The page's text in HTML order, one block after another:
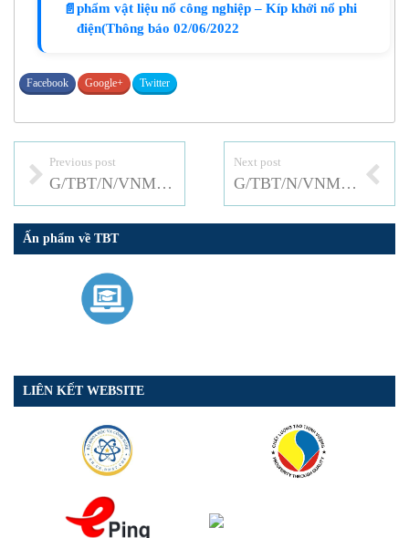
📄 phẩm vật liệu nổ công nghiệp – Kíp khởi nổ phi
điện(Thông báo 02/06/2022
Facebook Google+ Twitter
Previous post
G/TBT/N/VNM/225: QCKTQG về an toàn sản phẩm vật liệu nổ công nghiệp – Dây nổ thường
Next post
G/TBT/N/VNM/227: QCKTQG về an toàn sản phẩm vật liệu nổ công nghiệp – Thuốc nổ ANFO chịu nước
Ấn phẩm về TBT
LIÊN KẾT WEBSITE